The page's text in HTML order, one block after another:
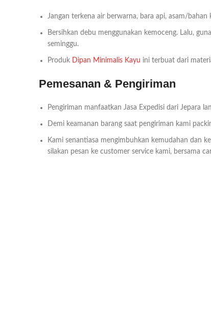
Jangan terkena air berwarna, bara api, asam/bahan
Bersihkan debu menggunakan kemoceng. Lalu,
seminggu.
Produk Dipan Minimalis Kayu ini terbuat dari
Pemesanan & Pengiriman
Pengiriman manfaatkan Jasa Expedisi dari Jepara
Demi keamanan barang saat pengiriman kami
Kami senantiasa mengimbuhkan kemudahan dan
silakan pesan ke customer service kami, bersama